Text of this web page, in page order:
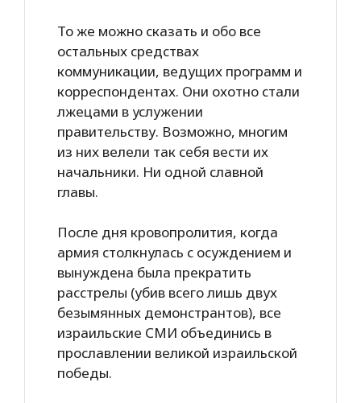
То же можно сказать и обо все
остальных средствах
коммуникации, ведущих программ и
корреспондентах. Они охотно стали
лжецами в услужении
правительству. Возможно, многим
из них велели так себя вести их
начальники. Ни одной славной
главы.
После дня кровопролития, когда
армия столкнулась с осуждением и
вынуждена была прекратить
расстрелы (убив всего лишь двух
безымянных демонстрантов), все
израильские СМИ объединись в
прославлении великой израильской
победы.